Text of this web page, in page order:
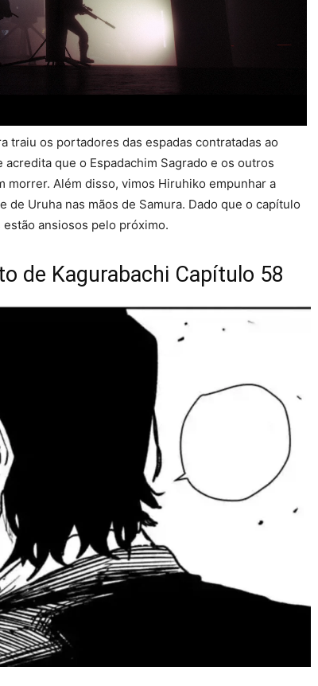
traiu os portadores das espadas contratadas ao
que o Espadachim Sagrado e os outros
morrer. Além disso, vimos Hiruhiko empunhar a
Uruha nas mãos de Samura. Dado que o capítulo
ansiosos pelo próximo.
de Kagurabachi Capítulo 58